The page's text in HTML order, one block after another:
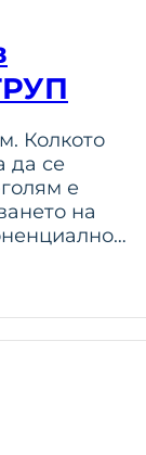
Колкото
да се
е
на